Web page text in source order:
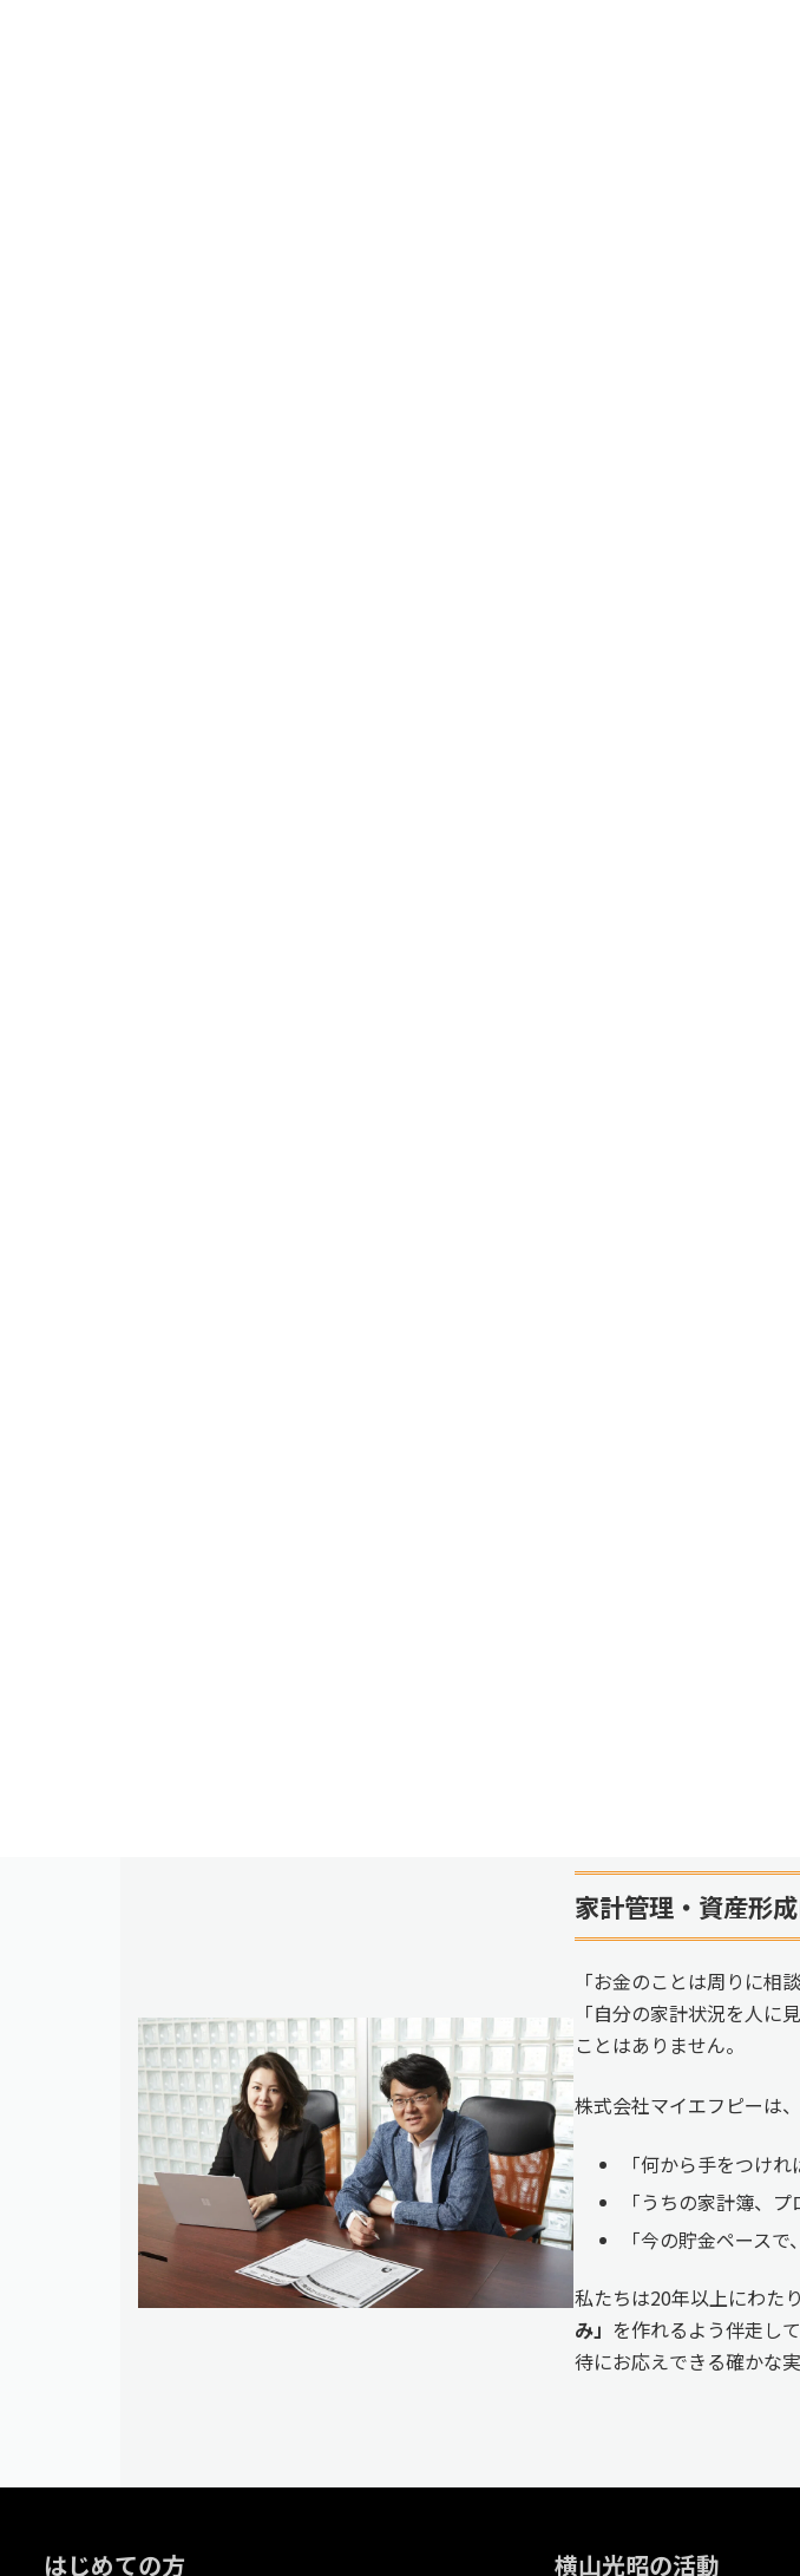
家計管理・資産形
「お金のことは周りに
「自分の家計状況を人
ことはありません。
株式会社マイエフピーは
「何から手をつけ
「うちの家計簿、
「今の貯金ペース
私たちは20年以上にわた
み」 を作れるよう伴走し
待にお応えできる確かな実
はじめての方 横山光昭の活動